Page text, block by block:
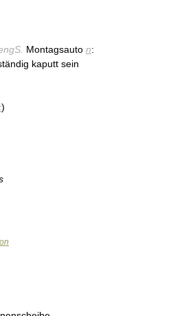
Montagsauto n:
kaputt sein
)